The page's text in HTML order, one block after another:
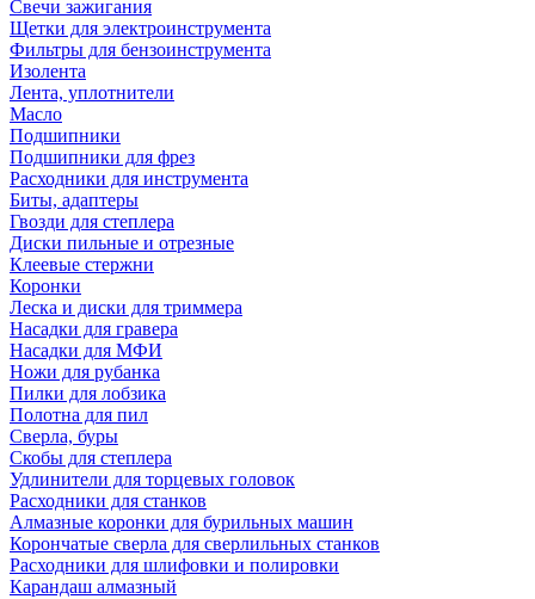
Свечи зажигания
Щетки для электроинструмента
Фильтры для бензоинструмента
Изолента
Лента, уплотнители
Масло
Подшипники
Подшипники для фрез
Расходники для инструмента
Биты, адаптеры
Гвозди для степлера
Диски пильные и отрезные
Клеевые стержни
Коронки
Леска и диски для триммера
Насадки для гравера
Насадки для МФИ
Ножи для рубанка
Пилки для лобзика
Полотна для пил
Сверла, буры
Скобы для степлера
Удлинители для торцевых головок
Расходники для станков
Алмазные коронки для бурильных машин
Корончатые сверла для сверлильных станков
Расходники для шлифовки и полировки
Карандаш алмазный